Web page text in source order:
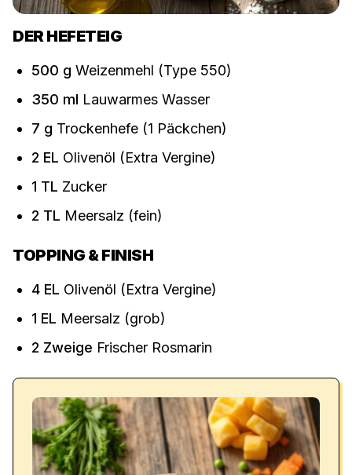
DER HEFETEIG
500 g Weizenmehl (Type 550)
350 ml Lauwarmes Wasser
7 g Trockenhefe (1 Päckchen)
2 EL Olivenöl (Extra Vergine)
1 TL Zucker
2 TL Meersalz (fein)
TOPPING & FINISH
4 EL Olivenöl (Extra Vergine)
1 EL Meersalz (grob)
2 Zweige Frischer Rosmarin